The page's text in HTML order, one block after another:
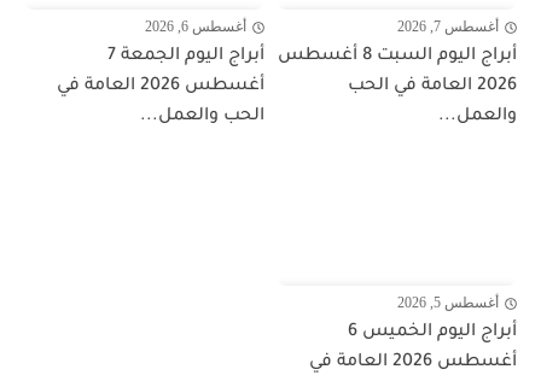
أغسطس 7, 2026
أبراج اليوم السبت 8 أغسطس
2026 العامة في الحب
والعمل...
أغسطس 6, 2026
أبراج اليوم الجمعة 7
أغسطس 2026 العامة في
الحب والعمل...
أغسطس 5, 2026
أبراج اليوم الخميس 6
أغسطس 2026 العامة في